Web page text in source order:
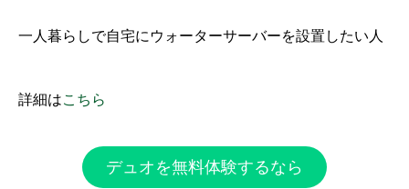
一人暮らしで自宅にウォーターサーバーを設置したい人
詳細はこちら
デュオを無料体験するなら